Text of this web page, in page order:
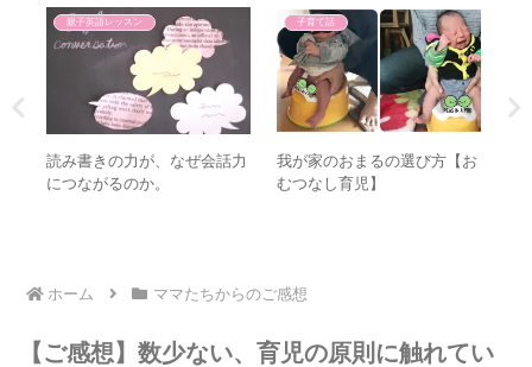
親子英語レッスン
読み書きの力が、なぜ会話力
につながるのか。
子育て話
我が家のおまるの選び方【お
むつなし育児】
ホーム ママたちからのご感想
【ご感想】数少ない、育児の原則に触れてい